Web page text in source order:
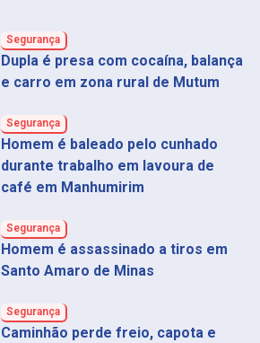
Segurança
Dupla é presa com cocaína, balança
e carro em zona rural de Mutum
Segurança
Homem é baleado pelo cunhado
durante trabalho em lavoura de
café em Manhumirim
Segurança
Homem é assassinado a tiros em
Santo Amaro de Minas
Segurança
Caminhão perde freio, capota e